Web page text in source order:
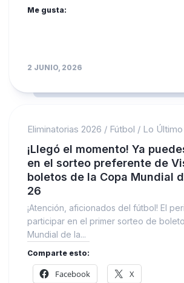
Me gusta:
2 JUNIO, 2026
Eliminatorias 2026 / Fútbol / Lo Último
¡Llegó el momento! Ya
en el sorteo preferente de
boletos de la Copa Mundial
26
¡Atención, aficionados del fútbol! El
participar en el primer sorteo de
Mundial de la...
Comparte esto:
Facebook X